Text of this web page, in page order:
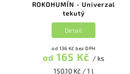
ROKOHUMÍN - Univerzal
tekutý
od 136 Kč bez DPH
od 165 Kč / ks
150,10 Kč / 1 l
Detail